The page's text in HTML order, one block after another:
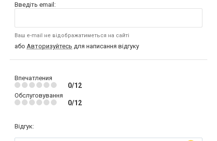
Введіть email:
Ваш e-mail не відображатиметься на сайті
або Авторизуйтесь для написання відгуку
Впечатления
0/12
Обслуговування
0/12
Відгук: